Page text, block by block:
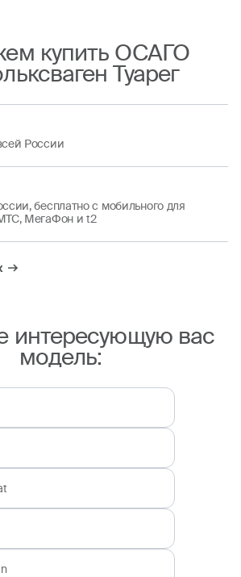
купить ОСАГО
Туарег
России
бесплатно с мобильного для
МегаФон и t2
интересующую вас
модель: